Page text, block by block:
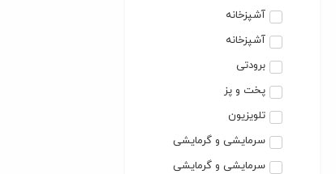
آشپزخانه
آشپزخانه
برودتی
پخت و پز
تلویزیون
سرمایشی و گرمایشی
سرمایشی و گرمایشی